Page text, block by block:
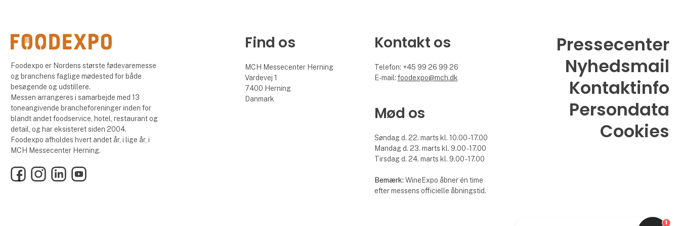
Foodexpo er Nordens største fødevaremesse
og branchens faglige mødested for både
besøgende og udstillere.
Messen arrangeres i samarbejde med 13
toneangivende brancheforeninger inden for
blandt andet foodservice, hotel, restaurant og
detail, og har eksisteret siden 2004.
Foodexpo afholdes hvert andet år, i lige år, i
MCH Messecenter Herning.
FacebookInstagramLinkedInYouTube
Find os
MCH Messecenter Herning
Vardevej 1
7400 Herning
Danmark
Kontakt os
Telefon: +45 99 26 99 26
E-mail: foodexpo@mch.dk
Mød os
Søndag d. 22. marts kl. 10.00 - 17.00
Mandag d. 23. marts kl. 9.00 - 17.00
Tirsdag d. 24. marts kl. 9.00 - 17.00
Bemærk:WineExpo åbner én time
efter messens officielle åbningstid.
Pressecenter
Nyhedsmail
Kontaktinfo
Persondata
Cookies
1